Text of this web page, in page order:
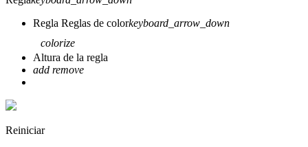
Regla Reglas de colorkeyboard_arrow_down
colorize
Altura de la regla
add remove
Reiniciar